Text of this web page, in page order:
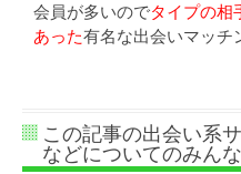
会員が多いのでタイプの相
あった有名な出会いマッチ
この記事の出会い系
などについてのみん